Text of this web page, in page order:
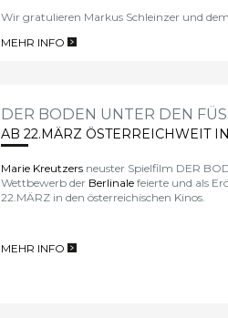
Wir gratulieren Markus Schleinzer und
MEHR INFO
DER BODEN UNTER DEN
AB 22.MÄRZ ÖSTERREICHWEIT
Marie Kreutzersneuster Spielfilm DER
Wettbewerb der Berlinalefeierte und als
22.MÄRZ in den österreichischen Kinos.
MEHR INFO